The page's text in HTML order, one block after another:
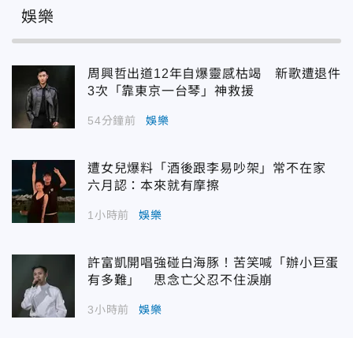
娛樂
周興哲出道12年自爆靈感枯竭 新歌遭退件
3次「靠東京一台琴」神救援
54分鐘前 娛樂
遭女兒爆料「酒後跟李易吵架」常不在家
六月認：本來就有摩擦
1小時前 娛樂
許富凱開唱強碰白海豚！苦笑喊「辦小巨蛋
有多難」 思念亡父忍不住淚崩
3小時前 娛樂